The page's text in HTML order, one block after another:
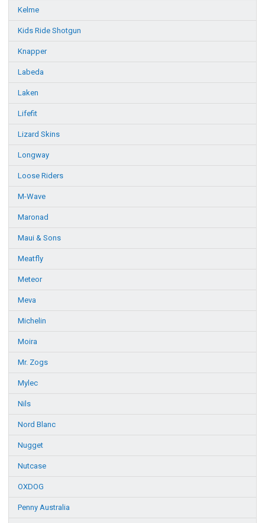
Kelme
Kids Ride Shotgun
Knapper
Labeda
Laken
Lifefit
Lizard Skins
Longway
Loose Riders
M-Wave
Maronad
Maui & Sons
Meatfly
Meteor
Meva
Michelin
Moira
Mr. Zogs
Mylec
Nils
Nord Blanc
Nugget
Nutcase
OXDOG
Penny Australia